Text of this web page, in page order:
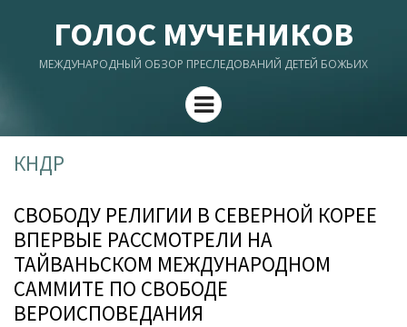
ГОЛОС МУЧЕНИКОВ
МЕЖДУНАРОДНЫЙ ОБЗОР ПРЕСЛЕДОВАНИЙ ДЕТЕЙ БОЖЬИХ
Menu
КНДР
СВОБОДУ РЕЛИГИИ В СЕВЕРНОЙ КОРЕЕ
ВПЕРВЫЕ РАССМОТРЕЛИ НА
ТАЙВАНЬСКОМ МЕЖДУНАРОДНОМ
САММИТЕ ПО СВОБОДЕ
ВЕРОИСПОВЕДАНИЯ